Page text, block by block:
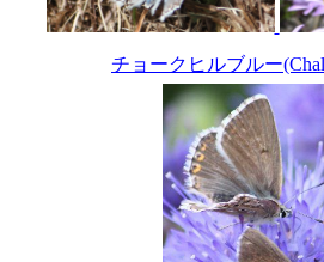
チョークヒルブルー